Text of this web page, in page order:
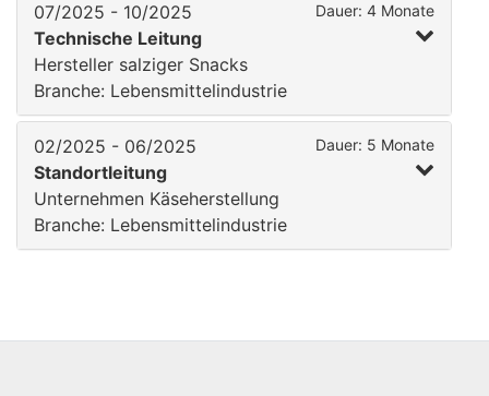
07/2025 - 10/2025 Dauer: 4 Monate
Technische Leitung
Hersteller salziger Snacks
Branche: Lebensmittelindustrie
02/2025 - 06/2025 Dauer: 5 Monate
Standortleitung
Unternehmen Käseherstellung
Branche: Lebensmittelindustrie